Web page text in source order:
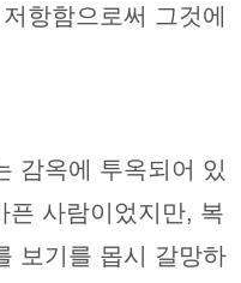
항함으로써 그것에
감옥에 투옥되어 있
픈 사람이었지만, 복
보기를 몹시 갈망하